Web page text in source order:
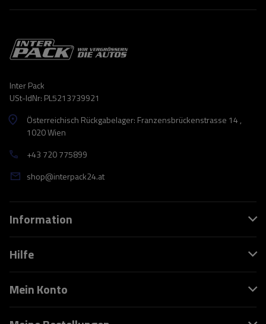
Inter Pack
USt-IdNr: PL5213739921
Österreichisch Rückgabelager: Franzensbrückenstrasse 14 ,
1020 Wien
+43 720 775899
shop@interpack24.at
Information
Hilfe
Mein Konto